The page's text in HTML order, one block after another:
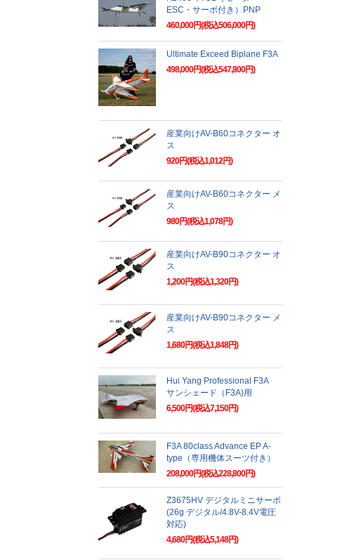
ESC・サーボ付き）PNP
460,000円(税込506,000円)
Ultimate Exceed Biplane F3A
498,000円(税込547,800円)
産業向けAV-B60コネクター オ
ス
920円(税込1,012円)
産業向けAV-B60コネクター メ
ス
980円(税込1,078円)
産業向けAV-B90コネクター オ
ス
1,200円(税込1,320円)
産業向けAV-B90コネクター メ
ス
1,680円(税込1,848円)
Hui Yang Professional F3A
サンシェード（F3A)用
6,500円(税込7,150円)
F3A 80class Advance EP A-
type（専用機体スーツ付き）
208,000円(税込228,800円)
Z3675HV デジタルミニサーボ
(26g デジタル/4.8V-8.4V電圧
対応)
4,680円(税込5,148円)